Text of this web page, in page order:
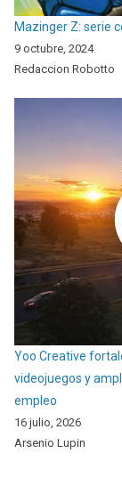
Mazinger Z: serie
9 octubre, 2024
Redaccion Robotto
Yoo Creative
videojuegos y
empleo
16 julio, 2026
Arsenio Lupin